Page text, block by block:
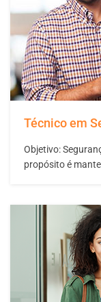
Técnico em
Objetivo:
propósito é
qualquer
acerca da